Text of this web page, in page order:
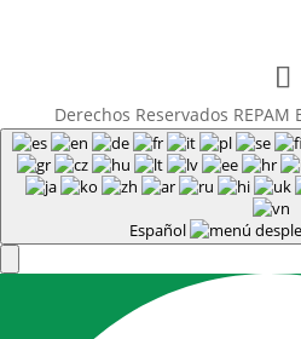
Derechos Reservados REPAM
Español